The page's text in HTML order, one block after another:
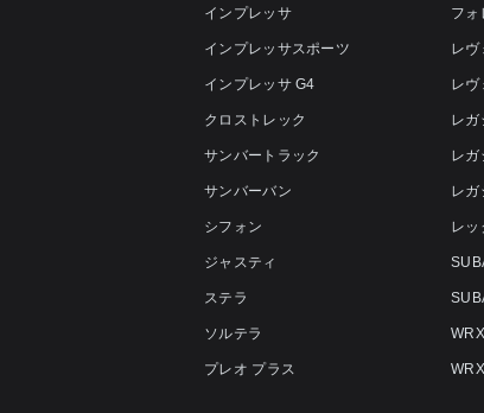
インプレッサ
インプレッサスポーツ
インプレッサ G4
クロストレック
サンバートラック
サンバーバン
シフォン
ジャスティ
ステラ
ソルテラ
プレオ プラス
フォ
レヴ
レヴ
レガ
レガ
レガ
レッ